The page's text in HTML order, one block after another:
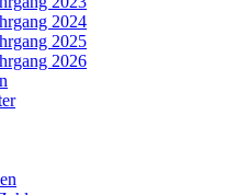
2024
2025
2026